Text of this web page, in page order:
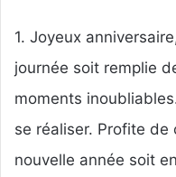
1. Joyeux
journée soit remplie
moments
se réaliser. Profite
nouvelle année soit